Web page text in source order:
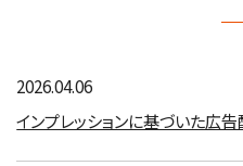
2026.04.06
インプレッションに基づいた広